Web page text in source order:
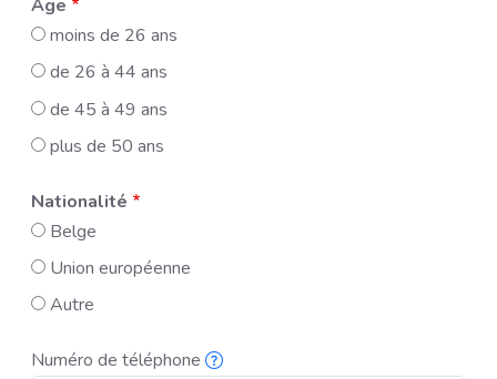
Age
moins de 26 ans
de 26 à 44 ans
de 45 à 49 ans
plus de 50 ans
Nationalité
Belge
Union européenne
Autre
Numéro de téléphone